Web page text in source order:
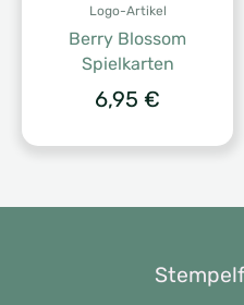
Logo-Artikel
Berry Blossom
Spielkarten
6,95 €